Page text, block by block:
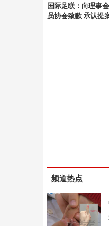
国际足联：向理事
员协会致歉 承认提
频道热点